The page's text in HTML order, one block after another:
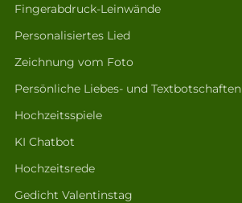
Fingerabdruck-Leinwände
Personalisiertes Lied
Zeichnung vom Foto
Persönliche Liebes- und Textbotschaften
Hochzeitsspiele
KI Chatbot
Hochzeitsrede
Gedicht Valentinstag